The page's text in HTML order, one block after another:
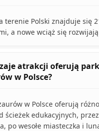
terenie Polski znajduje się
a nowe wciąż się
atrakcji oferują
w Polsce?
w Polsce oferują
ścieżek edukacyjnych,
po wesołe miasteczka i